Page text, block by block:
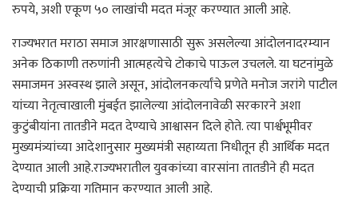
रुपये, अशी एकूण ५० लाखांची मदत मंजूर करण्यात आली आहे.
राज्यभरात मराठा समाज आरक्षणासाठी सुरू असलेल्या आंदोलनादरम्यान
अनेक ठिकाणी तरुणांनी आत्महत्येचे टोकाचे पाऊल उचलले. या घटनांमुळे
समाजमन अस्वस्थ झाले असून, आंदोलनकर्त्यांचे प्रणेते मनोज जरांगे पाटील
यांच्या नेतृत्वाखाली मुंबईत झालेल्या आंदोलनावेळी सरकारने अशा
कुटुंबीयांना तातडीने मदत देण्याचे आश्वासन दिले होते. त्या पार्श्वभूमीवर
मुख्यमंत्र्यांच्या आदेशानुसार मुख्यमंत्री सहाय्यता निधीतून ही आर्थिक मदत
देण्यात आली आहे.राज्यभरातील युवकांच्या वारसांना तातडीने ही मदत
देण्याची प्रक्रिया गतिमान करण्यात आली आहे.